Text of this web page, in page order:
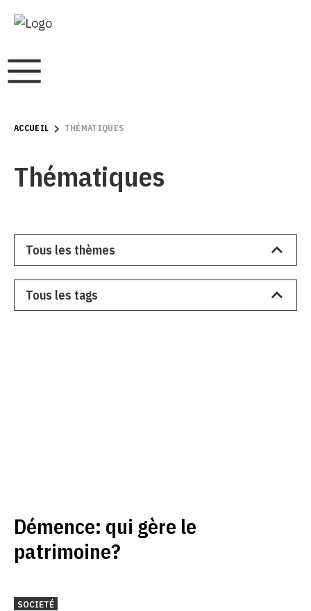
ACCUEIL THÉMATIQUES
Thématiques
Démence: qui gère le
patrimoine?
SOCIETÉ